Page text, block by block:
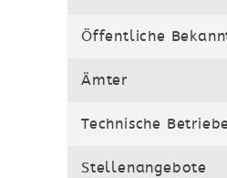
Öffentliche
Ämter
Technische Betriebe
Stellenangebote